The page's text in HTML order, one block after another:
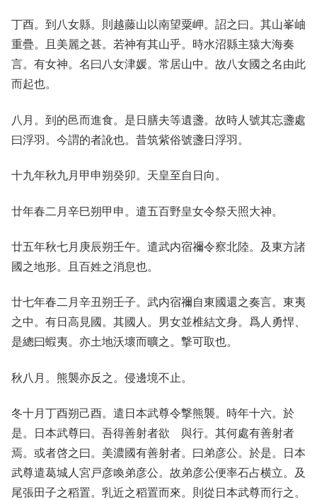
丁酉。到八女縣。則越藤山以南望粟岬。詔之曰。其山峯岫
重疊。且美麗之甚。若神有其山乎。時水沼縣主猿大海奏
言。有女神。名曰八女津媛。常居山中。故八女國之名由此
而起也。
八月。到的邑而進食。是日膳夫等遺盞。故時人號其忘盞處
曰浮羽。今謂的者訛也。昔筑紫俗號盞日浮羽。
十九年秋九月甲申朔癸卯。天皇至自日向。
廿年春二月辛巳朔甲申。遣五百野皇女令祭天照大神。
廿五年秋七月庚辰朔壬午。遣武内宿禰令察北陸。及東方諸
國之地形。且百姓之消息也。
廿七年春二月辛丑朔壬子。武内宿禰自東國還之奏言。東夷
之中。有日高見國。其國人。男女並椎結文身。爲人勇悍、
是總曰蝦夷。亦土地沃壞而曠之。撃可取也。
秋八月。熊襲亦反之。侵邊境不止。
冬十月丁酉朔己酉。遣日本武尊令撃熊襲。時年十六。於
是。日本武尊曰。吾得善射者欲 與行。其何處有善射者
焉。或者啓之曰。美濃國有善射者。曰弟彦公。於是。日本
武尊遣葛城人宮戸彦喚弟彦公。故弟彦公便率石占横立。及
尾張田子之稻置。乳近之稻置而來。則從日本武尊而行之。